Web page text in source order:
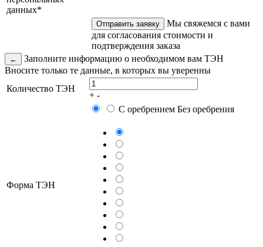
данных*
Отправить заявку
Мы свяжемся с вами
для согласования стоимости и
подтверждения заказа
←
Заполните информацию о необходимом вам ТЭН
Вносите только те данные, в которых вы уверенны
Количество ТЭН
+ -
С оребрением Без оребрения
Форма ТЭН